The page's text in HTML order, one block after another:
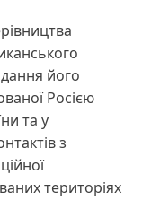
його
Росією
та у
з
територіях